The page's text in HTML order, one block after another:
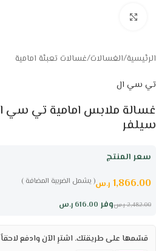
الرئيسية/الغسالات/غسالات تعبئة امامية
تي سي ال
سيلفر
سعر المنتج
( يشمل الضريبة المضافة ) 1,866.00 ر.س
وفر 616.00 ر.س 2,482.00 ر.س
قسّمها على طريقتك. اشترِ الآن وادفع لاحقاً